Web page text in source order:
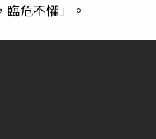
臨危不懼」。